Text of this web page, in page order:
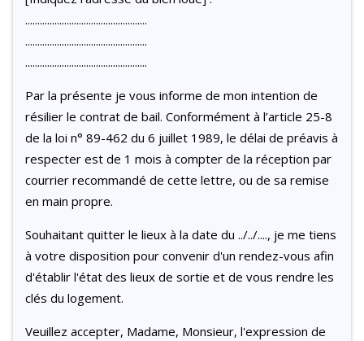
..................................................
..................................................
..................................................
Par la présente je vous informe de mon intention de
résilier le contrat de bail. Conformément à l’article 25-8
de la loi n° 89-462 du 6 juillet 1989, le délai de préavis à
respecter est de 1 mois à compter de la réception par
courrier recommandé de cette lettre, ou de sa remise
en main propre.
Souhaitant quitter le lieux à la date du ../../...., je me tiens
à votre disposition pour convenir d'un rendez-vous afin
d'établir l'état des lieux de sortie et de vous rendre les
clés du logement.
Veuillez accepter, Madame, Monsieur, l'expression de